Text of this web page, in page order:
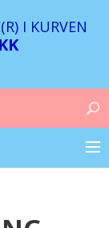
I KURVEN